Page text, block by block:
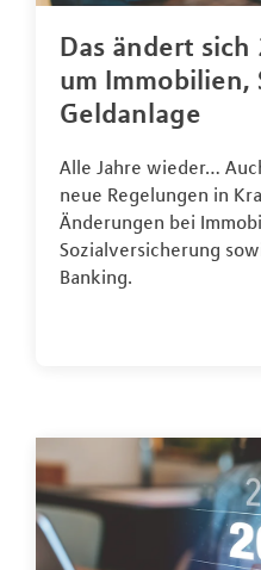
Das ändert sich
um Immobilien,
Geldanlage
Alle Jahre wieder…
neue Regelungen in
Änderungen bei
Sozialversicherung
Banking.